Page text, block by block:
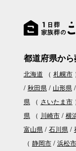
都道府県か
北海道 （ 札幌市
秋田県
山形県
県（ さいたま市
県（ 川崎市 横
富山県
石川県
（ 静岡市 浜松市